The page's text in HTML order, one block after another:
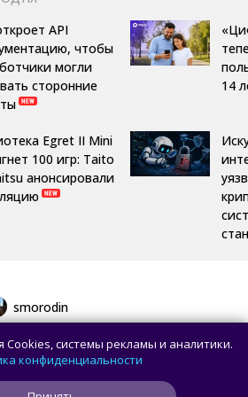
API
чтобы
могли
сторонние
Egret II Mini
100 игр: Taito
анонсировали
14
smorodin
AMD Ryzen
439: обе модели без NPU
Cookies, системы рекламы и аналитики.
конфиденциальности